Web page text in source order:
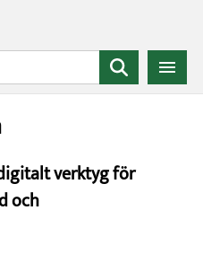
Sök
verktyg för
och